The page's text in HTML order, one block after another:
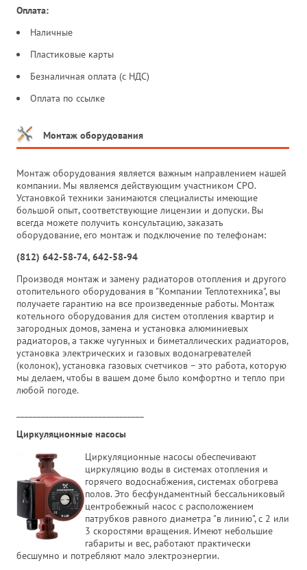
Оплата:
Наличные
Пластиковые карты
Безналичная оплата (с НДС)
Оплата по ссылке
Монтаж оборудования
Монтаж оборудования является важным направлением нашей
компании. Мы являемся действующим участником СРО.
Установкой техники занимаются специалисты имеющие
большой опыт, соответствующие лицензии и допуски. Вы
всегда можете получить консультацию, заказать
оборудование, его монтаж и подключение по телефонам:
(812) 642-58-74, 642-58-94
Производя монтаж и замену радиаторов отопления и другого
отопительного оборудования в "Компании Теплотехника", вы
получаете гарантию на все произведенные работы. Монтаж
котельного оборудования для систем отопления квартир и
загородных домов, замена и установка алюминиевых
радиаторов, а также чугунных и биметаллических радиаторов,
установка электрических и газовых водонагревателей
(колонок), установка газовых счетчиков – это работа, которую
мы делаем, чтобы в вашем доме было комфортно и тепло при
любой погоде.
Циркуляционные насосы
Циркуляционные насосы обеспечивают
циркуляцию воды в системах отопления и
горячего водоснабжения, системах обогрева
полов. Это бесфундаментный бессальниковый
центробежный насос с расположением
патрубков равного диаметра "в линию", с 2 или
3 скоростями вращения. Имеют небольшие
габариты и вес, работают практически
бесшумно и потребляют мало электроэнергии.